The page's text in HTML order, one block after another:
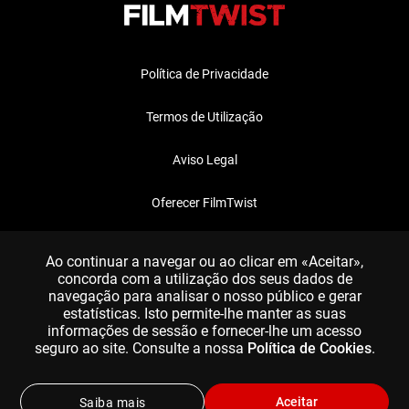
Política de Privacidade
Termos de Utilização
Aviso Legal
Oferecer FilmTwist
Ao continuar a navegar ou ao clicar em «Aceitar»,
concorda com a utilização dos seus dados de
navegação para analisar o nosso público e gerar
estatísticas. Isto permite-lhe manter as suas
informações de sessão e fornecer-lhe um acesso
seguro ao site. Consulte a nossa Política de Cookies.
Aceitar
Saiba mais